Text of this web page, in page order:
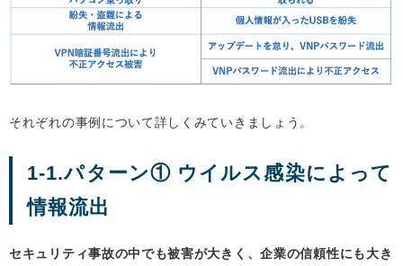
それぞれの事例について詳しくみていきましょう。
1-1.パターン① ウイルス感染によって
情報流出
セキュリティ事故の中でも被害が大きく、企業の信頼性にも大き